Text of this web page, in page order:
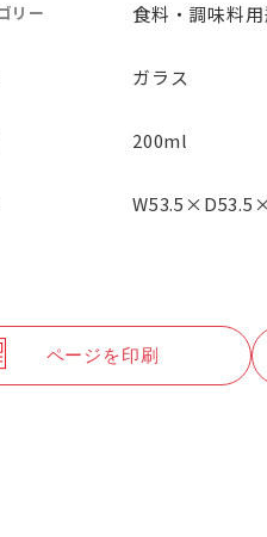
リー 食料・調味料
ガラス
200ml
ページを印刷